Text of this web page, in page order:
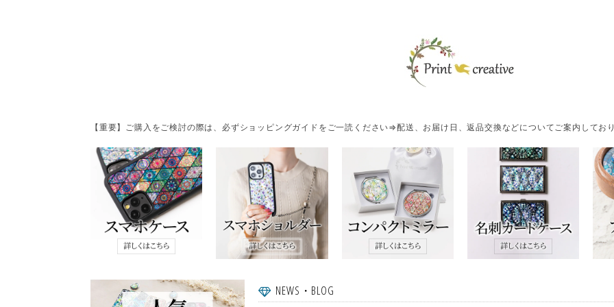
【重要】ご購入をご検討の際は、必ずショッピングガイドをご一読ください⇒配送、お届け日、返品交換などについてご案内してお
NEWS・BLOG